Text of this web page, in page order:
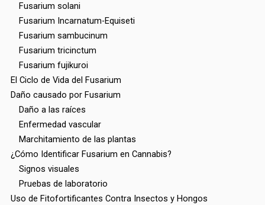
Fusarium solani
Fusarium Incarnatum-Equiseti
Fusarium sambucinum
Fusarium tricinctum
Fusarium fujikuroi
El Ciclo de Vida del Fusarium
Daño causado por Fusarium
Daño a las raíces
Enfermedad vascular
Marchitamiento de las plantas
¿Cómo Identificar Fusarium en Cannabis?
Signos visuales
Pruebas de laboratorio
Uso de Fitofortificantes Contra Insectos y Hongos